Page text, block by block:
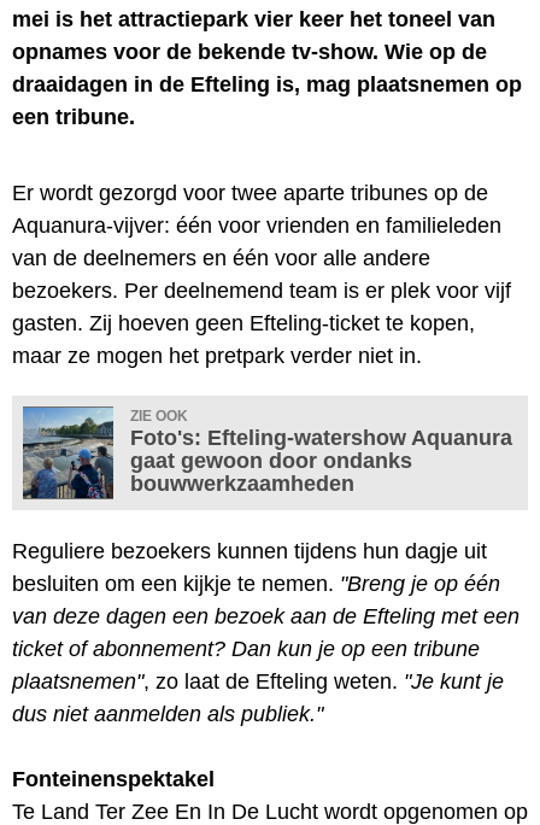
mei is het attractiepark vier keer het toneel van
opnames voor de bekende tv-show. Wie op de
draaidagen in de Efteling is, mag plaatsnemen op
een tribune.
Er wordt gezorgd voor twee aparte tribunes op de
Aquanura-vijver: één voor vrienden en familieleden
van de deelnemers en één voor alle andere
bezoekers. Per deelnemend team is er plek voor vijf
gasten. Zij hoeven geen Efteling-ticket te kopen,
maar ze mogen het pretpark verder niet in.
ZIE OOK
Foto's: Efteling-watershow Aquanura
gaat gewoon door ondanks
bouwwerkzaamheden
Reguliere bezoekers kunnen tijdens hun dagje uit
besluiten om een kijkje te nemen. "Breng je op één
van deze dagen een bezoek aan de Efteling met een
ticket of abonnement? Dan kun je op een tribune
plaatsnemen", zo laat de Efteling weten. "Je kunt je
dus niet aanmelden als publiek."
Fonteinenspektakel
Te Land Ter Zee En In De Lucht wordt opgenomen op